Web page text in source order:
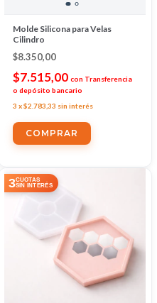
Molde Silicona para Velas
Cilindro
$8.350,00
$7.515,00 con Transferencia
o depósito bancario
3 x$2.783,33 sin interés
3CUOTAS
SIN INTERÉS